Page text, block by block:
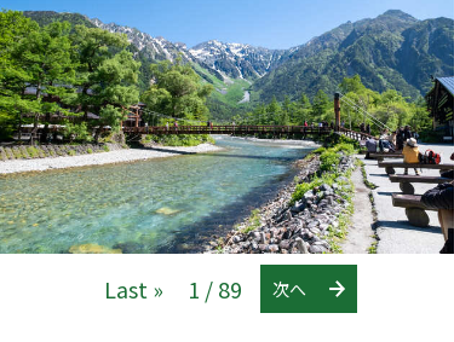
1 / 89 次へ
Last »